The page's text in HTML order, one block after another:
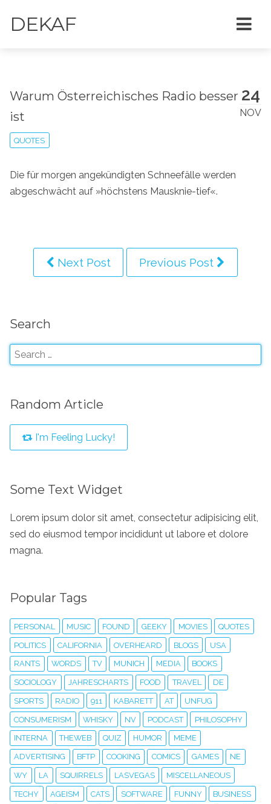
DEKAF
24
NOV
Warum Österreichisches Radio besser
ist
QUOTES
Die für morgen angekündigten Schneefälle werden
abgeschwächt auf »höchstens Mausknie-tief«.
Next Post Previous Post
Search
Random Article
I'm Feeling Lucky!
Some Text Widget
Lorem ipsum dolor sit amet, consectetur adipisicing elit,
sed do eiusmod tempor incididunt ut labore et dolore
magna.
Popular Tags
PERSONAL MUSIC FOUND GEEKY MOVIES QUOTES
POLITICS CALIFORNIA OVERHEARD BLOGS USA
RANTS WORDS TV MUNICH MEDIA BOOKS
SOCIOLOGY JAHRESCHARTS FOOD TRAVEL DE
SPORTS RADIO 911 KABARETT AT UNFUG
CONSUMERISM WHISKY NV PODCAST PHILOSOPHY
INTERNA THEWEB QUIZ HUMOR MEME
ADVERTISING BFTP COOKING COMICS GAMES NE
WY LA SQUIRRELS LASVEGAS MISCELLANEOUS
TECHY AGEISM CATS SOFTWARE FUNNY BUSINESS